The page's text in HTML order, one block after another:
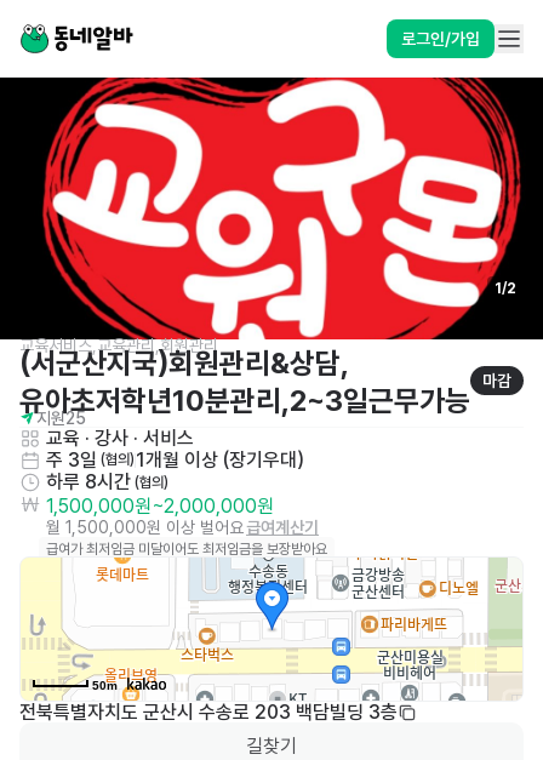
로그인/가입
1/2
교육서비스,교육관리,회원관리
(서군산지국)회원관리&상담,
유아초저학년10분관리,2~3일근무가능
마감
지원25
교육 · 강사 · 서비스
주 3일 (협의) 1개월 이상 (장기우대)
하루 8시간 (협의)
1,500,000원~2,000,000원
월 1,500,000원 이상 벌어요급여계산기
급여가 최저임금 미달이어도 최저임금을 보장받아요
50m
전북특별자치도 군산시 수송로 203 백담빌딩 3층
길찾기